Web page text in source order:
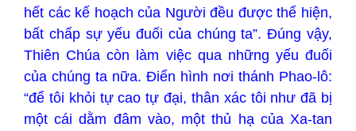
hết các kế hoạch của Người đều được thể hiện,
bất chấp sự yếu đuối của chúng ta”. Đúng vậy,
Thiên Chúa còn làm việc qua những yếu đuối
của chúng ta nữa. Điển hình nơi thánh Phao-lô:
“để tôi khỏi tự cao tự đại, thân xác tôi như đã bị
một cái dằm đâm vào, một thủ hạ của Xa-tan